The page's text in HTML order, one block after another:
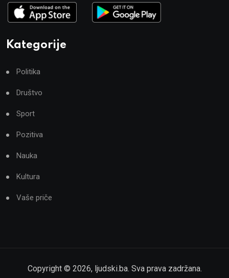
Kategorije
Politika
Društvo
Sport
Pozitiva
Nauka
Kultura
Vaše priče
Copyright © 2026, ljudski.ba. Sva prava zadržana.